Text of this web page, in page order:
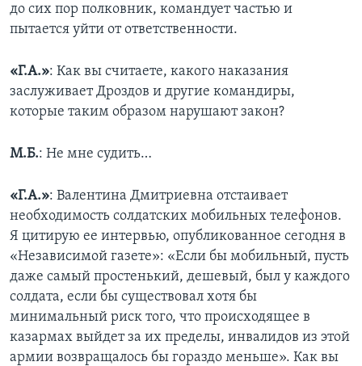
до сих пор полковник, командует частью и
пытается уйти от ответственности.
«Г.А.»: Как вы считаете, какого наказания
заслуживает Дроздов и другие командиры,
которые таким образом нарушают закон?
М.Б.: Не мне судить…
«Г.А.»: Валентина Дмитриевна отстаивает
необходимость солдатских мобильных телефонов.
Я цитирую ее интервью, опубликованное сегодня в
«Независимой газете»: «Если бы мобильный, пусть
даже самый простенький, дешевый, был у каждого
солдата, если бы существовал хотя бы
минимальный риск того, что происходящее в
казармах выйдет за их пределы, инвалидов из этой
армии возвращалось бы гораздо меньше». Как вы